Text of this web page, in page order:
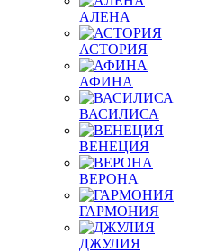
АЛЕНА
АСТОРИЯ
АФИНА
ВАСИЛИСА
ВЕНЕЦИЯ
ВЕРОНА
ГАРМОНИЯ
ДЖУЛИЯ